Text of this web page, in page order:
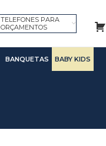
TELEFONES PARA
ORÇAMENTOS
BANQUETAS BABY KIDS